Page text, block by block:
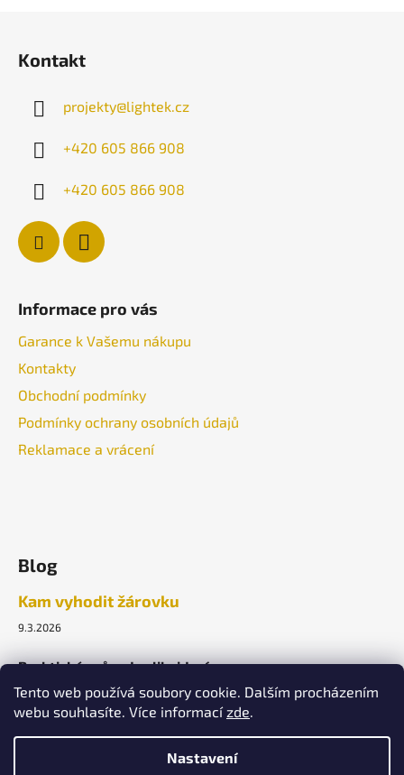
Tento web používá soubory cookie. Dalším procházením
webu souhlasíte. Více informacízde.
Nastavení
Kontakt
projekty@lightek.cz
+420 605 866 908
+420 605 866 908
Informace pro vás
Garance k Vašemu nákupu
Kontakty
Obchodní podmínky
Podmínky ochrany osobních údajů
Reklamace a vrácení
Blog
Kam vyhodit žárovku
9.3.2026
Praktický průvodce likvidací.
ARCHIV